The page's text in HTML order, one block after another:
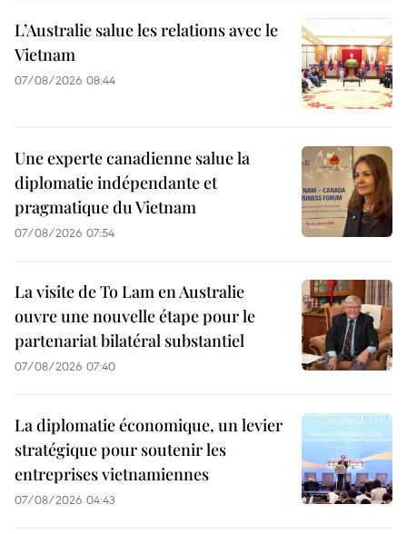
L’Australie salue les relations avec le
Vietnam
07/08/2026 08:44
Une experte canadienne salue la
diplomatie indépendante et
pragmatique du Vietnam
07/08/2026 07:54
La visite de To Lam en Australie
ouvre une nouvelle étape pour le
partenariat bilatéral substantiel
07/08/2026 07:40
La diplomatie économique, un levier
stratégique pour soutenir les
entreprises vietnamiennes
07/08/2026 04:43